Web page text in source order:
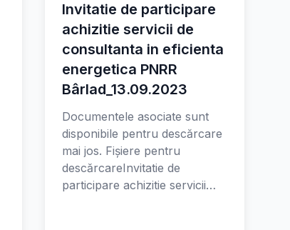
Invitatie de participare
achizitie servicii de
consultanta in eficienta
energetica PNRR
Bârlad_13.09.2023
Documentele asociate sunt
disponibile pentru descărcare
mai jos. Fișiere pentru
descărcareInvitatie de
participare achizitie servicii…